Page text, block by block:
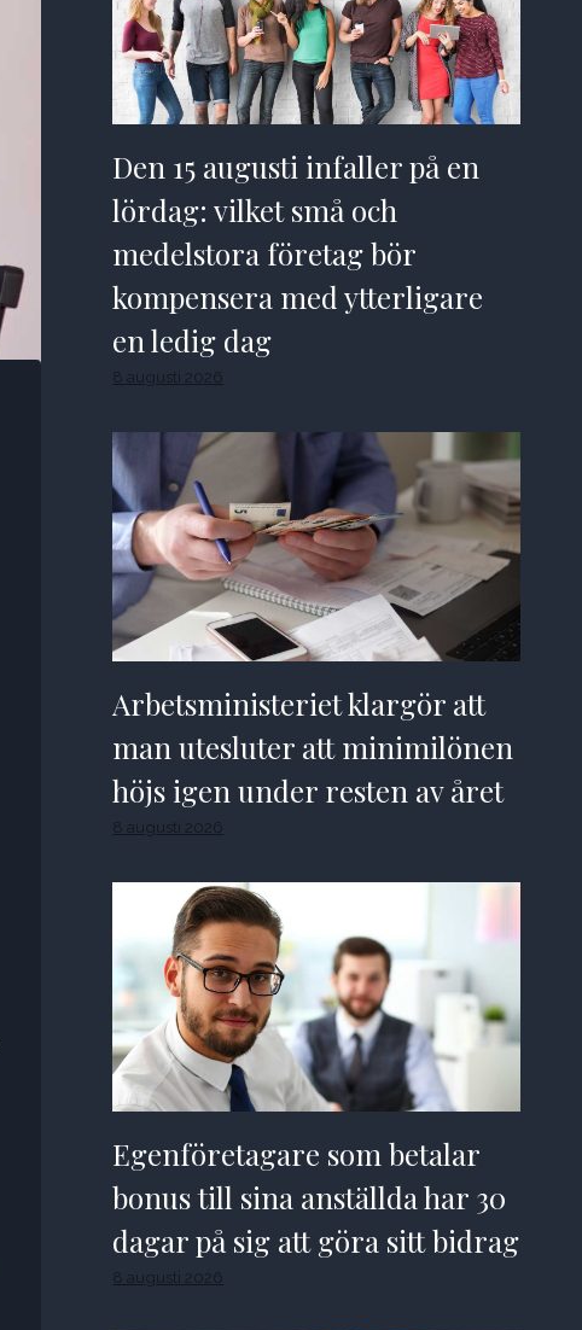
Den 15 augusti infaller på en
lördag: vilket små och
medelstora företag bör
kompensera med ytterligare
en ledig dag
8 augusti 2026
Arbetsministeriet klargör att
man utesluter att minimilönen
höjs igen under resten av året
8 augusti 2026
Egenföretagare som betalar
bonus till sina anställda har 30
dagar på sig att göra sitt bidrag
8 augusti 2026